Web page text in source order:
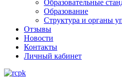
Образовательные
Образование
Структура и органы
Отзывы
Новости
Контакты
Личный кабинет